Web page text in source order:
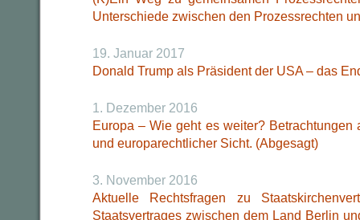
Unterschiede zwischen den Prozessrechten
19. Januar 2017
Donald Trump als Präsident der USA – das
1. Dezember 2016
Europa – Wie geht es weiter? Betrachtungen
und europarechtlicher Sicht. (Abgesagt)
3. November 2016
Aktuelle Rechtsfragen zu
Staatsvertrages zwischen dem Land Berlin